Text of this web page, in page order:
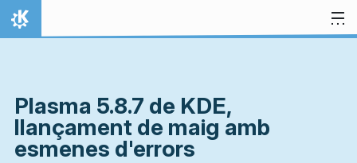
Salta al contingut
Inici
Plasma 5.8.7 de KDE,
llançament de maig amb
esmenes d'errors